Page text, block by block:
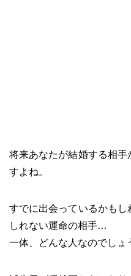
将来あなたが結婚する相手
すよね。
すでに出会っているかも
しれない運命の相手…
一体、どんな人なのでしょ